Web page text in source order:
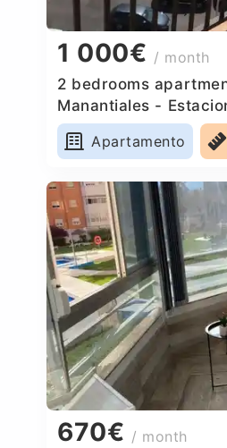
1 000€ / month
2 bedrooms
Manantiales -
Autobuses, Spain
Apartamento
670€ / month